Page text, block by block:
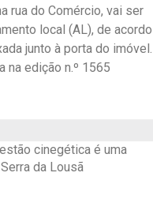
rua do Comércio, vai ser
local (AL), de acordo
junto à porta do imóvel.
na edição n.º 1565